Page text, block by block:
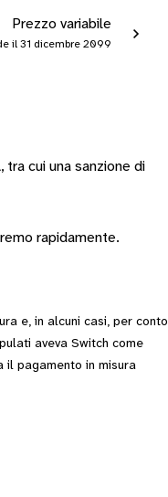
Prezzo variabile
il 31 dicembre 2099
cui una sanzione di
rapidamente.
e, in alcuni casi, per conto
aveva Switch come
il pagamento in misura